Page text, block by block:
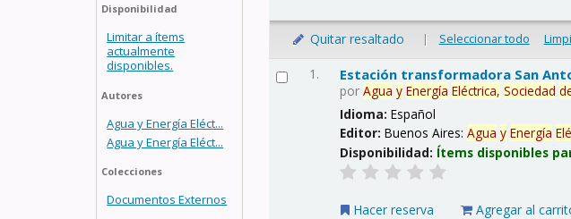
Disponibilidad
Limitar a ítems
actualmente
disponibles.
Autores
Agua y Energía Eléct...
Agua y Energía Eléct...
Colecciones
Documentos Externos
Quitar resaltado | Seleccionar todo
1. Estación transformadora San
porAgua y Energía Eléctrica, Sociedad
Idioma:Español
Editor:Buenos Aires:Agua y Energía
Disponibilidad: Ítems disponibles
Hacer reserva Agregar al